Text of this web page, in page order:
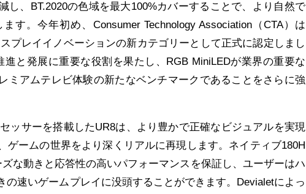
し、BT.2020の色域を最大100%カバーすることで、より自然で
す。今年初め、Consumer Technology Association（CTA）は
プレイイノベーションの新カテゴリーとして正式に認定しまし
進と発展に重要な役割を果たし、RGB MiniLEDが業界の重要な
ミアムテレビ体験の新たなベンチマークであることをさらに強
ッサーを搭載したUR8は、より豊かで正確なビジュアルを実現
ゲームの世界をより深くリアルに再現します。ネイティブ180H
な動きと応答性の高いパフォーマンスを保証し、ユーザーはハ
の速いゲームプレイに没頭することができます。Devialetによっ